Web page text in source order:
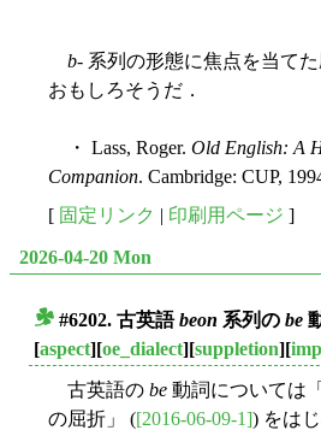
b- 系列の形態に焦点を当て
おもしろそうだ．
・ Lass, Roger. Old English: A
Companion. Cambridge: CUP,
[ 固定リンク | 印刷用ページ ]
2026-04-20 Mon
#6202. 古英語beon 系列の be
[aspect][oe_dialect][suppletion][
古英語の be 動詞については
の屈折」 ([2016-06-09-1]) をは